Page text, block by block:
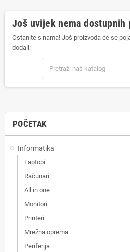
POČETAK
Informatika
Laptopi
Računari
All in one
Monitori
Printeri
Mrežna oprema
Periferija
Još uvijek nema dostupnih
Ostanite s nama! Još proizvoda će se
dodali.